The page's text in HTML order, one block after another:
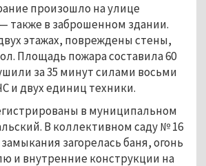
произошло на улице
также в заброшенном здании.
этажах, повреждены стены,
Площадь пожара составила 60
за 35 минут силами восьми
и двух единиц техники.
в муниципальном
В коллективном саду № 16
загорелась баня, огонь
и внутренние конструкции на